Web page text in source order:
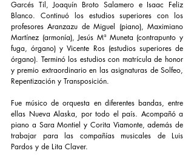
Garcés Til, Joaquín Broto Salamero e Isaac Feliz
Blanco. Continuó los estudios superiores con los
profesores Aranzazu de Miguel (piano), Maximiano
Martínez (armonía), Jesús Mª Muneta (contrapunto y
fuga, órgano) y Vicente Ros (estudios superiores de
órgano). Terminó los estudios con matrícula de honor
y premio extraordinario en las asignaturas de Solfeo,
Repentización y Transposición.
Fue músico de orquesta en diferentes bandas, entre
ellas Nueva Alaska, por todo el país. Acompañó a
piano a Sara Montiel y Corita Viamonte, además de
trabajar para las compañías musicales de Luis
Pardos y de Lita Claver.